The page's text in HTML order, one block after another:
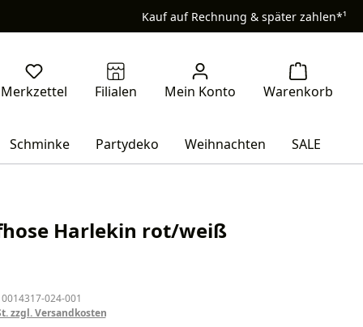
Kauf auf Rechnung & später zahlen*¹
Schminke Partydeko Weihnachten SALE
Harlekin rot/weiß
024-001
zzgl. Versandkosten